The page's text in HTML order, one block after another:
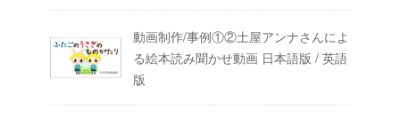
動画制作/事例①②土屋アンナさんによ
る絵本読み聞かせ動画 日本語版 / 英語
版